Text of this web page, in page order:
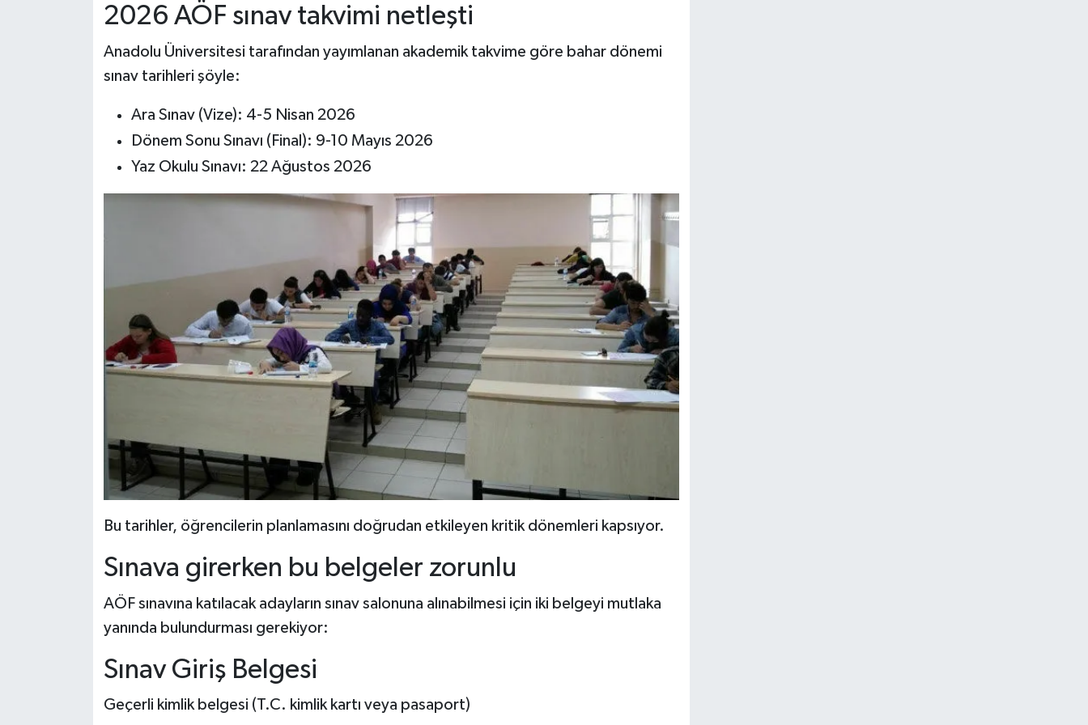
2026 AÖF sınav takvimi netleşti
Anadolu Üniversitesi tarafından yayımlanan akademik takvime göre bahar dönemi
sınav tarihleri şöyle:
Ara Sınav (Vize): 4-5 Nisan 2026
Dönem Sonu Sınavı (Final): 9-10 Mayıs 2026
Yaz Okulu Sınavı: 22 Ağustos 2026
Bu tarihler, öğrencilerin planlamasını doğrudan etkileyen kritik dönemleri kapsıyor.
Sınava girerken bu belgeler zorunlu
AÖF sınavına katılacak adayların sınav salonuna alınabilmesi için iki belgeyi mutlaka
yanında bulundurması gerekiyor:
Sınav Giriş Belgesi
Geçerli kimlik belgesi (T.C. kimlik kartı veya pasaport)